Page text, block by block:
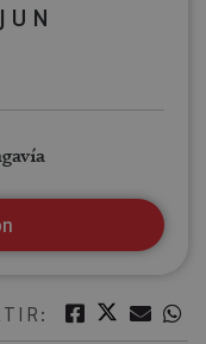
Facebook
Twitter